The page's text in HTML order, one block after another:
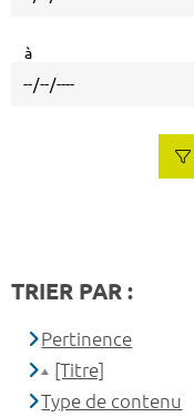
à
TRIER PAR :
Pertinence
[Titre]
Type de contenu